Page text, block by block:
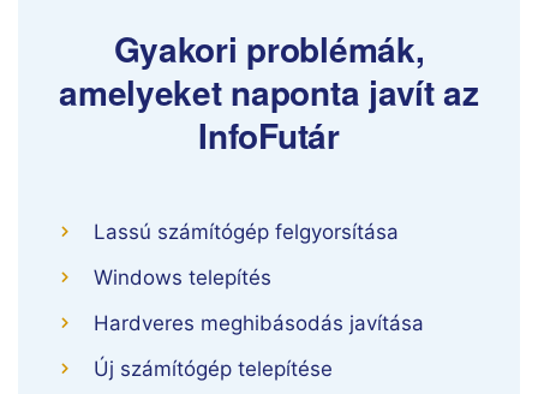
Gyakori problémák,
amelyeket naponta javít az
InfoFutár
Lassú számítógép felgyorsítása
Windows telepítés
Hardveres meghibásodás javítása
Új számítógép telepítése